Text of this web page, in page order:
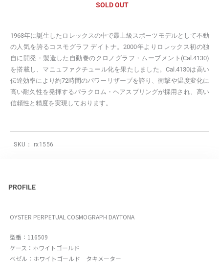
SOLD OUT
1963年に誕生したロレックスの中で最上級スポーツモデルとして不動
の人気を誇るコスモグラフ デイトナ。2000年よりロレックス初の独
自に開発・製造した自動巻のクロノグラフ・ムーブメント(Cal.4130)
を搭載し、マニュファクチュール化を果たしました。Cal.4130は高い
伝達効率により約72時間のパワーリザーブを誇り、衝撃や温度変化に
高い耐久性を発揮するパラクロム・ヘアスプリングが採用され、高い
信頼性と精度を実現しております。
SKU： rx1556
PROFILE
OYSTER PERPETUAL COSMOGRAPH DAYTONA
型番：116509
ケース：ホワイトゴールド
ベゼル：ホワイトゴールド タキメーター